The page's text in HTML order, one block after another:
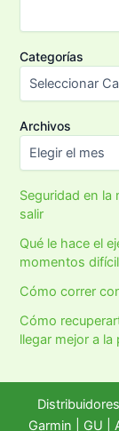
Categorías
Archivos
Seguridad en la
salir
Qué le hace el
momentos
Cómo correr
Cómo
llegar mejor a la
Garmin
GU